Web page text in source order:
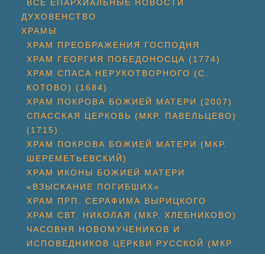
ВСЕ ЕПАРХИАЛЬНЫЕ НОВОСТИ
ДУХОВЕНСТВО
ХРАМЫ
ХРАМ ПРЕОБРАЖЕНИЯ ГОСПОДНЯ
ХРАМ ГЕОРГИЯ ПОБЕДОНОСЦА (1774)
ХРАМ СПАСА НЕРУКОТВОРНОГО (С.
КОТОВО) (1684)
ХРАМ ПОКРОВА БОЖИЕЙ МАТЕРИ (2007)
СПАССКАЯ ЦЕРКОВЬ (МКР. ПАВЕЛЬЦЕВО)
(1715)
ХРАМ ПОКРОВА БОЖИЕЙ МАТЕРИ (МКР.
ШЕРЕМЕТЬЕВСКИЙ)
ХРАМ ИКОНЫ БОЖИЕЙ МАТЕРИ
«ВЗЫСКАНИЕ ПОГИБШИХ»
ХРАМ ПРП. СЕРАФИМА ВЫРИЦКОГО
ХРАМ СВТ. НИКОЛАЯ (МКР. ХЛЕБНИКОВО)
ЧАСОВНЯ НОВОМУЧЕНИКОВ И
ИСПОВЕДНИКОВ ЦЕРКВИ РУССКОЙ (МКР.